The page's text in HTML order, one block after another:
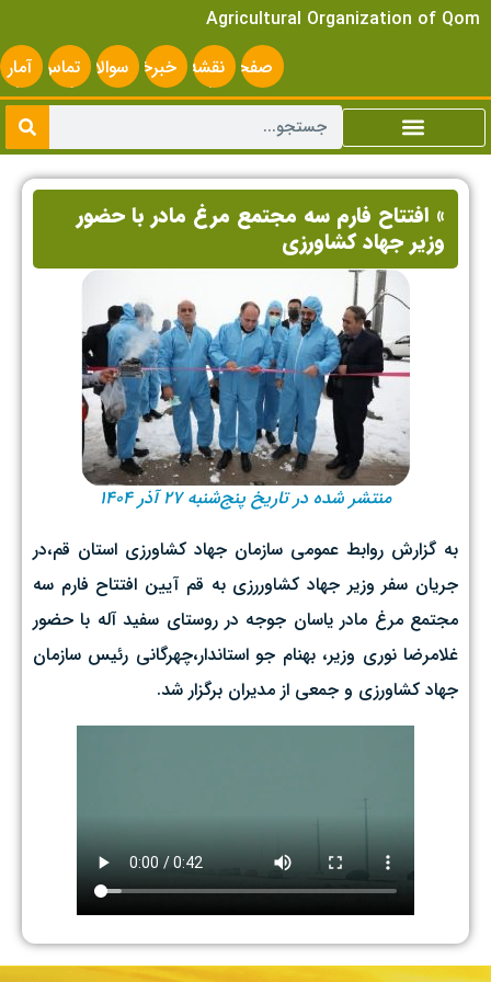
Agricultural Organization of Qom
صفحه
اصلی
نقشه
سایت
خبرخوانسوالات
متداول
تماس
با ما
آمار
» افتتاح فارم سه مجتمع مرغ مادر با حضور
وزیر جهاد کشاورزی
منتشر شده در تاریخ پنج‌شنبه ۲۷ آذر ۱۴۰۴
به گزارش روابط عمومی سازمان جهاد کشاورزی استان قم،در
جریان سفر وزیر جهاد کشاوررزی به قم آیین افتتاح فارم سه
مجتمع مرغ مادر یاسان جوجه در روستای سفید آله با حضور
غلامرضا نوری وزیر، بهنام جو استاندار،چهرگانی رئیس سازمان
جهاد کشاورزی و جمعی از مدیران برگزار شد.